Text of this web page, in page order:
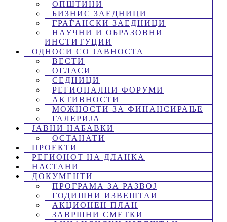
ОПШТИНИ
БИЗНИС ЗАЕДНИЦИ
ГРАЃАНСКИ ЗАЕДНИЦИ
НАУЧНИ И ОБРАЗОВНИ
ИНСТИТУЦИИ
ОДНОСИ СО ЈАВНОСТА
ВЕСТИ
ОГЛАСИ
СЕДНИЦИ
РЕГИОНАЛНИ ФОРУМИ
АКТИВНОСТИ
МОЖНОСТИ ЗА ФИНАНСИРАЊЕ
ГАЛЕРИЈА
ЈАВНИ НАБАВКИ
ОСТАНАТИ
ПРОЕКТИ
РЕГИОНОТ НА ДЛАНКА
НАСТАНИ
ДОКУМЕНТИ
ПРОГРАМА ЗА РАЗВОЈ
ГОДИШНИ ИЗВЕШТАИ
АКЦИОНЕН ПЛАН
ЗАВРШНИ СМЕТКИ